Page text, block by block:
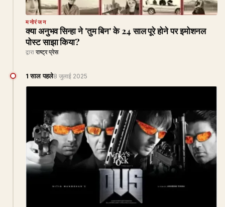
मनोरंजन
क्या अनुभव सिन्हा ने 'तुम बिन' के 24 साल पूरे होने पर इमोशनल
पोस्ट साझा किया?
द्वारा राष्ट्र प्रेस
1 साल पहले8 जुलाई 2025